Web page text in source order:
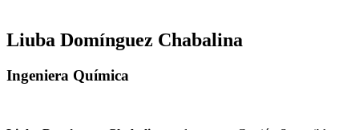
Liuba Domínguez Chabalina
Ingeniera Química